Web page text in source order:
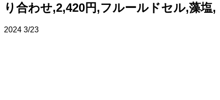
り合わせ,2,420円,フルールドセル,藻塩,
2024 3/23